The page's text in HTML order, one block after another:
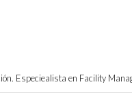
Especiealista en Facility